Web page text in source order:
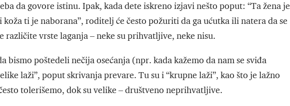
da govore istinu. Ipak, kada dete iskreno izjavi nešto poput: “Ta žena je
koža ti je naborana”, roditelj će često požuriti da ga ućutka ili natera da se
različite vrste laganja – neke su prihvatljive, neke nisu.
bismo poštedeli nečija osećanja (npr. kada kažemo da nam se sviđa
laži”, poput skrivanja prevare. Tu su i “krupne laži”, kao što je lažno
tolerišemo, dok su velike – društveno neprihvatljive.